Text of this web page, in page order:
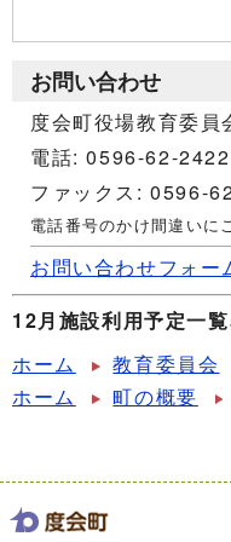
お問い合わせ
度会町役場教育委員
電話: 0596-62-2422
ファックス: 0596-
電話番号のかけ間違いに
お問い合わせフォー
12月施設利用予定一
ホーム
教育委員会
ホーム
町の概要